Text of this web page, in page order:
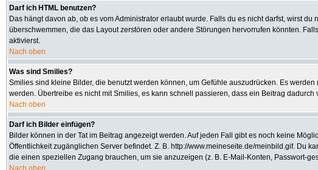
Darf ich HTML benutzen?
Das hängt davon ab, ob es vom Administrator erlaubt wurde. Falls du es nicht darfst, wirst
überschwemmen, die das Layout zerstören oder andere Störungen hervorrufen könnten.
aktivierst.
Nach oben
Was sind Smilies?
Smilies sind kleine Bilder, die benutzt werden können, um Gefühle auszudrücken. Es
werden. Übertreibe es nicht mit Smilies, es kann schnell passieren, dass ein Beitrag
Nach oben
Darf ich Bilder einfügen?
Bilder können in der Tat im Beitrag angezeigt werden. Auf jeden Fall gibt es noch keine
Öffentlichkeit zugänglichen Server befindet. Z. B. http://www.meineseite.de/meinbild.gif. Du
die einen speziellen Zugang brauchen, um sie anzuzeigen (z. B. E-Mail-Konten, Passwort-
Nach oben